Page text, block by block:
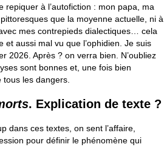
à l’autofiction : mon papa, ma
que la moyenne actuelle, ni à
mes contrepieds dialectiques… cela
aussi mal vu que l’ophidien. Je suis
2026. Après ? on verra bien. N’oubliez
sont bonnes et, une fois bien
tous les dangers.
. Explication de texte ?
dans ces textes, on sent l’affaire,
pour définir le phénomène qui